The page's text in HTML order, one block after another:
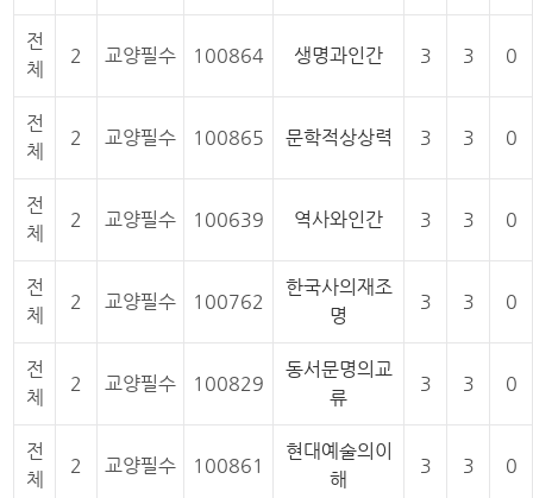
전
체
2 교양필수 100864 생명과인간 3 3 0
전
체
2 교양필수 100865 문학적상상력 3 3 0
전
체
2 교양필수 100639 역사와인간 3 3 0
전
체
2 교양필수 100762
한국사의재조
명
3 3 0
전
체
2 교양필수 100829
동서문명의교
류
3 3 0
전
체
2 교양필수 100861
현대예술의이
해
3 3 0